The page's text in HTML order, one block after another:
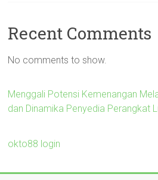
Recent Comments
No comments to show.
Menggali Potensi Kemenangan
dan Dinamika Penyedia Perangkat
okto88 login